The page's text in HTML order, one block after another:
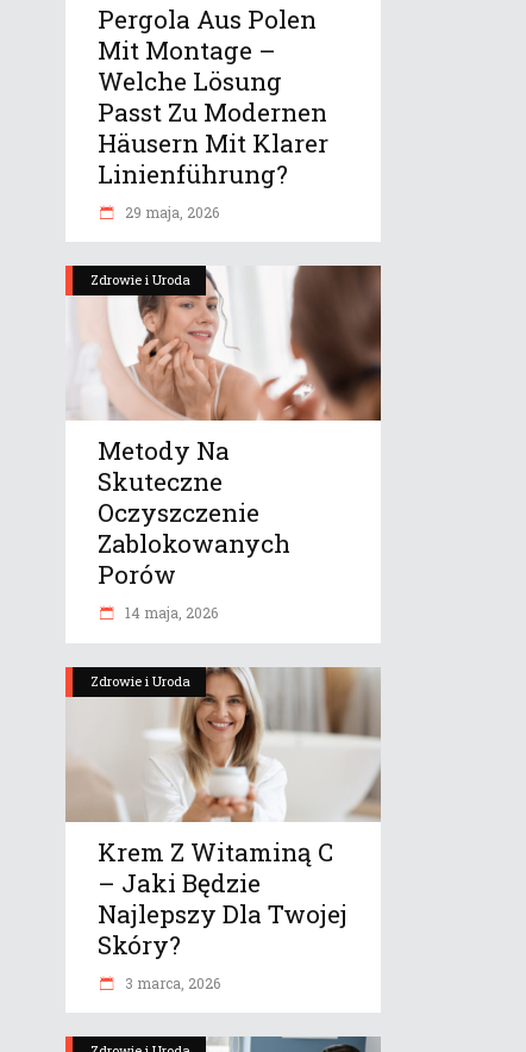
Pergola Aus Polen
Mit Montage –
Welche Lösung
Passt Zu Modernen
Häusern Mit Klarer
Linienführung?
29 maja, 2026
Zdrowie i Uroda
Metody Na
Skuteczne
Oczyszczenie
Zablokowanych
Porów
14 maja, 2026
Zdrowie i Uroda
Krem Z Witaminą C
– Jaki Będzie
Najlepszy Dla Twojej
Skóry?
3 marca, 2026